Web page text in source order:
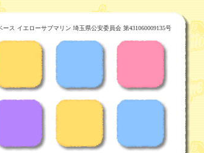
ース イエローサブマリン 埼玉県公安委員会 第431060009135号